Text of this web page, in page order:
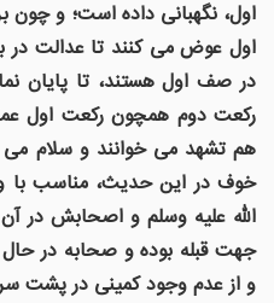
اول، نگهبانی داده است؛ و
اول عوض می کنند تا عدالت در
در صف اول هستند، تا پایان
رکعت دوم همچون رکعت اول
هم تشهد می خوانند و سلام
خوف در این حدیث، مناسب با
الله علیه وسلم و اصحابش در
جهت قبله بوده و صحابه در
و از عدم وجود کمینی در پشت